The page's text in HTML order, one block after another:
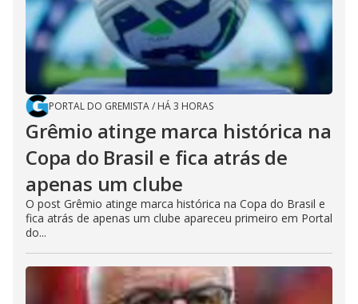
PORTAL DO GREMISTA/ HÁ 3 HORAS
Grêmio atinge marca histórica na
Copa do Brasil e fica atrás de
apenas um clube
O post Grêmio atinge marca histórica na Copa do Brasil e
fica atrás de apenas um clube apareceu primeiro em Portal
do...